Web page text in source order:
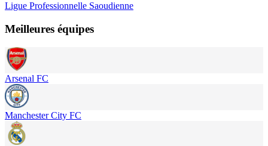
Ligue Professionnelle Saoudienne
Meilleures équipes
Arsenal FC
Manchester City FC